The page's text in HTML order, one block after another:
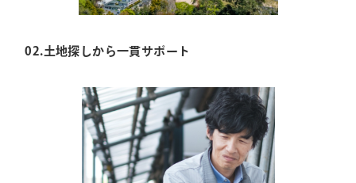
02.土地探しから一貫サポート